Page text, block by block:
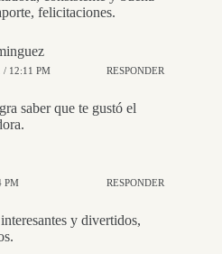
felicitaciones.
/ 12:11 PM RESPONDER
saber que te gustó el
PM RESPONDER
y divertidos,